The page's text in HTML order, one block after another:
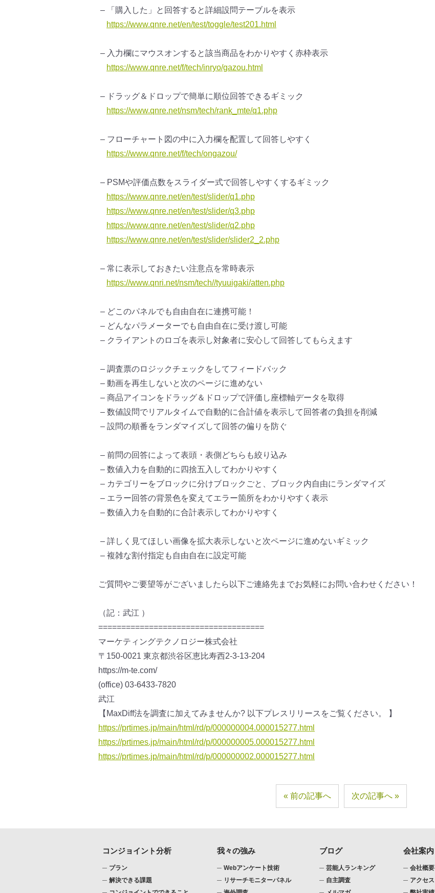
– 「購入した」と回答すると詳細設問テーブルを表示
https://www.qnre.net/en/test/toggle/test201.html
– 入力欄にマウスオンすると該当商品をわかりやすく赤枠表示
https://www.qnre.net/f/tech/inryo/gazou.html
– ドラッグ＆ドロップで簡単に順位回答できるギミック
https://www.qnre.net/nsm/tech/rank_mte/q1.php
– フローチャート図の中に入力欄を配置して回答しやすく
https://www.qnre.net/f/tech/ongazou/
– PSMや評価点数をスライダー式で回答しやすくするギミック
https://www.qnre.net/en/test/slider/q1.php
https://www.qnre.net/en/test/slider/q3.php
https://www.qnre.net/en/test/slider/q2.php
https://www.qnre.net/en/test/slider/slider2_2.php
– 常に表示しておきたい注意点を常時表示
https://www.qnri.net/nsm/tech//tyuuigaki/atten.php
– どこのパネルでも自由自在に連携可能！
– どんなパラメーターでも自由自在に受け渡し可能
– クライアントのロゴを表示し対象者に安心して回答してもらえます
– 調査票のロジックチェックをしてフィードバック
– 動画を再生しないと次のページに進めない
– 商品アイコンをドラッグ＆ドロップで評価し座標軸データを取得
– 数値設問でリアルタイムで自動的に合計値を表示して回答者の負担 を削減
– 設問の順番をランダマイズして回答の偏りを防ぐ
– 前問の回答によって表頭・表側どちらも絞り込み
– 数値入力を自動的に四捨五入してわかりやすく
– カテゴリーをブロックに分けブロックごと、 ブロック内自由にランダマイズ
– エラー回答の背景色を変えてエラー箇所をわかりやすく表示
– 数値入力を自動的に合計表示してわかりやすく
– 詳しく見てほしい画像を拡大表示しないと次ページに進めないギミ ック
– 複雑な割付指定も自由自在に設定可能
ご質問やご要望等がございましたら以下ご連絡先までお気軽にお問い合わせください！
（記：武江 ）
====================================
マーケティングテクノロジー株式会社
〒150-0021 東京都渋谷区恵比寿西2-3-13-204
https://m-te.com/
(office) 03-6433-7820
武江
【MaxDiff法を調査に加えてみませんか? 以下プレスリリースをご覧ください。 】
https://prtimes.jp/main/html/rd/p/000000004.000015277.html
https://prtimes.jp/main/html/rd/p/000000005.000015277.html
https://prtimes.jp/main/html/rd/p/000000002.000015277.html
前の記事へ 次の記事へ
コンジョイント分析
プラン
解決できる課題
我々の強み
Webアンケート技術
リサーチモニターパネル
ブログ
芸能人ランキング
自主調査
会社案内
会社概要
アクセス